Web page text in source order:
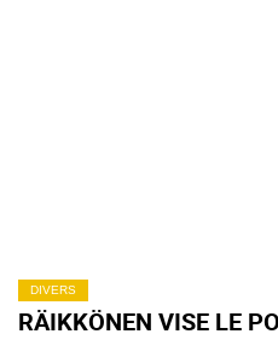
DIVERS
RÄIKKÖNEN VISE LE